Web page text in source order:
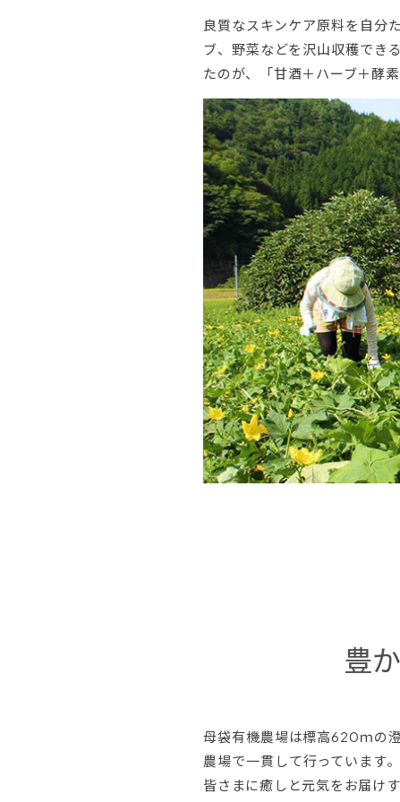
良質なスキンケア原料を自分
ブ、野菜などを沢山収穫でき
たのが、「甘酒＋ハーブ＋酵
豊
母袋有機農場は標高620ｍの
農場で一貫して行っています
皆さまに癒しと元気をお届け